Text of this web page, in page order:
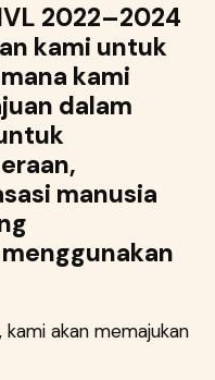
2022–2024
kami untuk
kami
dalam
manusia
akan memajukan